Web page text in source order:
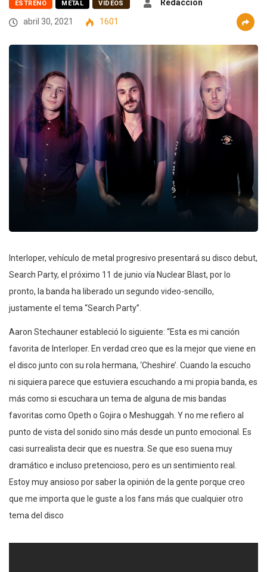
ESTRENO METAL VIDEOS
Redacción
abril 30, 2021
1601
Interloper, vehículo de metal progresivo presentará su disco debut,
Search Party, el próximo 11 de junio vía Nuclear Blast, por lo
pronto, la banda ha liberado un segundo video-sencillo,
justamente el tema “Search Party”.
Aaron Stechauner estableció lo siguiente: “Esta es mi canción
favorita de Interloper. En verdad creo que es la mejor que viene en
el disco junto con su rola hermana, ‘Cheshire’. Cuando la escucho
ni siquiera parece que estuviera escuchando a mi propia banda, es
más como si escuchara un tema de alguna de mis bandas
favoritas como Opeth o Gojira o Meshuggah. Y no me refiero al
punto de vista del sonido sino más desde un punto emocional. Es
casi surrealista decir que es nuestra. Se que eso suena muy
dramático e incluso pretencioso, pero es un sentimiento real.
Estoy muy ansioso por saber la opinión de la gente porque creo
que me importa que le guste a los fans más que cualquier otro
tema del disco